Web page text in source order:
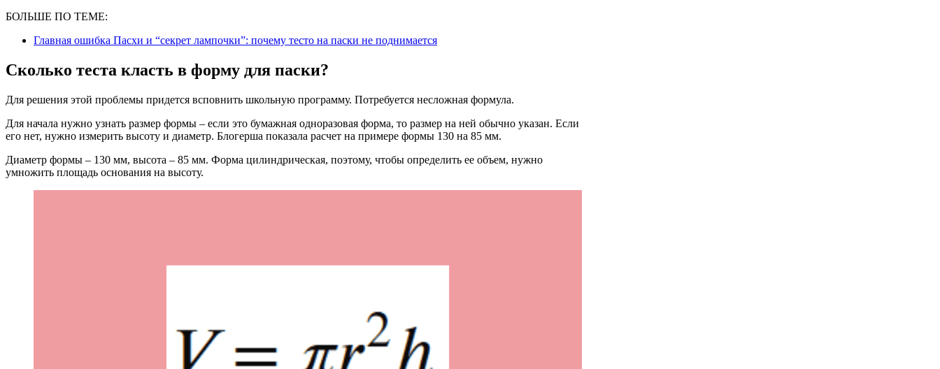
БОЛЬШЕ ПО ТЕМЕ:
Главная ошибка Пасхи и “секрет лампочки”: почему тесто на паски не поднимается
Сколько теста класть в форму для паски?
Для решения этой проблемы придется всповнить школьную программу. Потребуется несложная формула.
Для начала нужно узнать размер формы – если это бумажная одноразовая форма, то размер на ней обычно указан. Если
его нет, нужно измерить высоту и диаметр. Блогерша показала расчет на примере формы 130 на 85 мм.
Диаметр формы – 130 мм, высота – 85 мм. Форма цилиндрическая, поэтому, чтобы определить ее объем, нужно
умножить площадь основания на высоту.